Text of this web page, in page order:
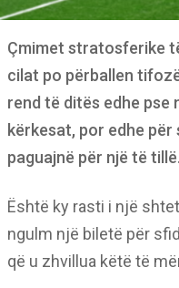
Çmimet stratosferike
cilat po përballen
rend të ditës edhe pse
kërkesat, por edhe
paguajnë për një të tillë.
Është ky rasti i një
ngulm një biletë për
që u zhvillua këtë të